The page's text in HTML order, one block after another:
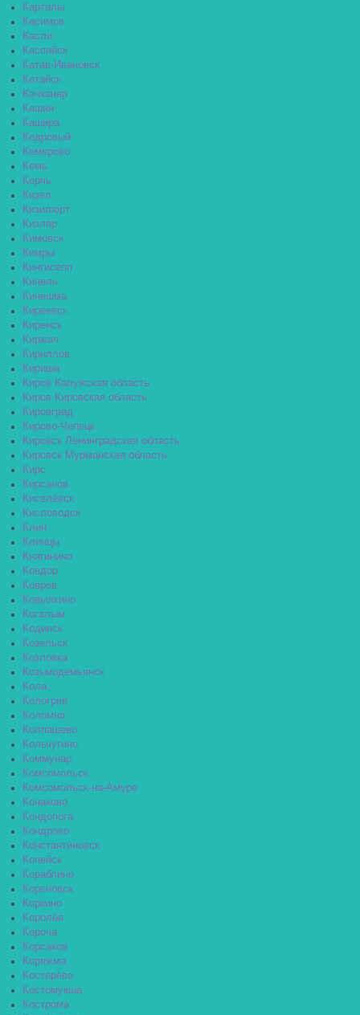
Карталы
Касимов
Касли
Каспийск
Катав-Ивановск
Катайск
Качканар
Кашин
Кашира
Кедровый
Кемерово
Кемь
Керчь
Кизел
Кизилюрт
Кизляр
Кимовск
Кимры
Кингисепп
Кинель
Кинешма
Киреевск
Киренск
Киржач
Кириллов
Кириши
Киров Калужская область
Киров Кировская область
Кировград
Кирово-Чепецк
Кировск Ленинградская область
Кировск Мурманская область
Кирс
Кирсанов
Киселёвск
Кисловодск
Клин
Клинцы
Княгинино
Ковдор
Ковров
Ковылкино
Когалым
Кодинск
Козельск
Козловка
Козьмодемьянск
Кола
Кологрив
Коломна
Колпашево
Кольчугино
Коммунар
Комсомольск
Комсомольск-на-Амуре
Конаково
Кондопога
Кондрово
Константиновск
Копейск
Кораблино
Кореновск
Коркино
Королёв
Короча
Корсаков
Коряжма
Костерёво
Костомукша
Кострома